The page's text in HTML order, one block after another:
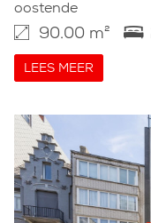
oostende
90.00 m²
LEES MEER